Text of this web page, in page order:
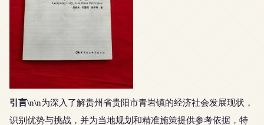
引言\n\n为深入了解贵州省贵阳市青岩镇的经济社会发展现状，
识别优势与挑战，并为当地规划和精准施策提供参考依据，特